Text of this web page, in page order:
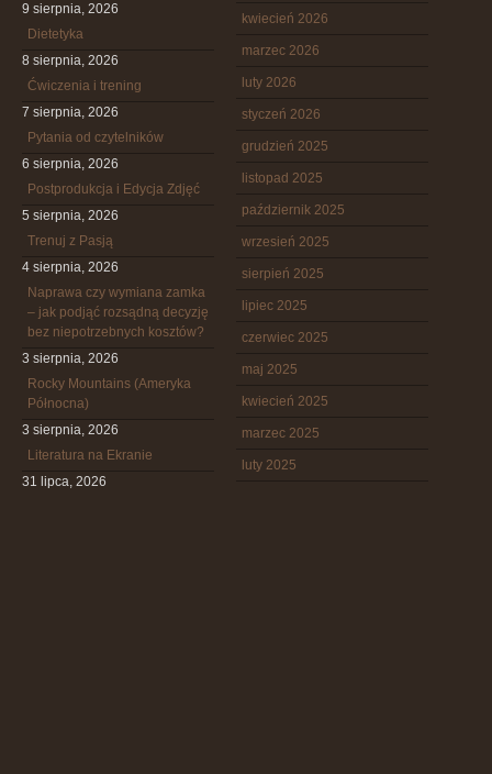
9 sierpnia, 2026
Dietetyka
8 sierpnia, 2026
Ćwiczenia i trening
7 sierpnia, 2026
Pytania od czytelników
6 sierpnia, 2026
Postprodukcja i Edycja Zdjęć
5 sierpnia, 2026
Trenuj z Pasją
4 sierpnia, 2026
Naprawa czy wymiana zamka
– jak podjąć rozsądną decyzję
bez niepotrzebnych kosztów?
3 sierpnia, 2026
Rocky Mountains (Ameryka
Północna)
3 sierpnia, 2026
Literatura na Ekranie
31 lipca, 2026
kwiecień 2026
marzec 2026
luty 2026
styczeń 2026
grudzień 2025
listopad 2025
październik 2025
wrzesień 2025
sierpień 2025
lipiec 2025
czerwiec 2025
maj 2025
kwiecień 2025
marzec 2025
luty 2025